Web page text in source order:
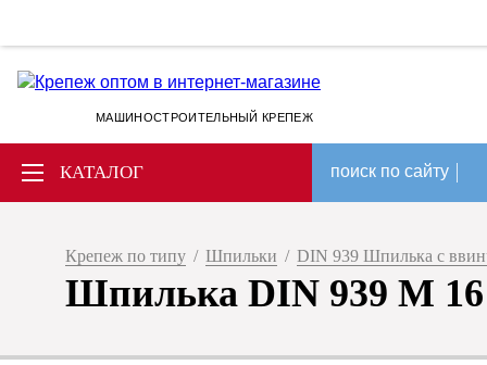
МАШИНОСТРОИТЕЛЬНЫЙ КРЕПЕЖ
КАТАЛОГ поиск по сайту
Крепеж по типу / Шпильки / DIN 939 Шпилька с
Шпилька DIN 939 M 16